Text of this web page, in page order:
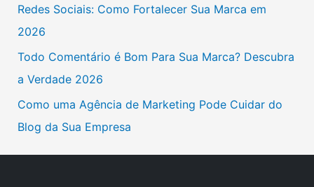
p
o
r
:
Redes Sociais: Como Fortalecer Sua Marca em
2026
Todo Comentário é Bom Para Sua Marca? Descubra
a Verdade 2026
Como uma Agência de Marketing Pode Cuidar do
Blog da Sua Empresa